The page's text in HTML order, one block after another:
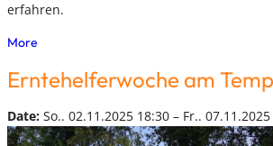
erfahren.
More
Erntehelferwoche am
Date: So.. 02.11.2025 18:30 – Fr..